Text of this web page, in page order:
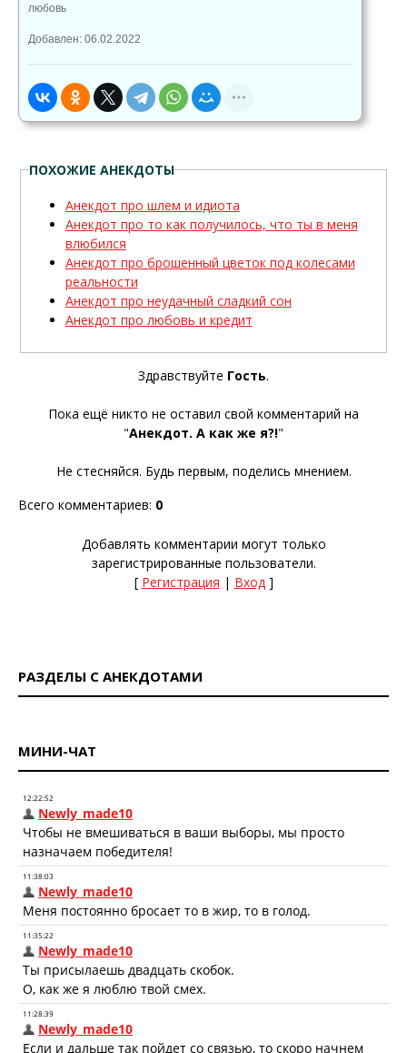
любовь
Добавлен: 06.02.2022
ПОХОЖИЕ АНЕКДОТЫ
Анекдот про шлем и идиота
Анекдот про то как получилось, что ты в меня
влюбился
Анекдот про брошенный цветок под колесами
реальности
Анекдот про неудачный сладкий сон
Анекдот про любовь и кредит
Здравствуйте Гость.
Пока ещё никто не оставил свой комментарий на
"Анекдот. А как же я?!"
Не стесняйся. Будь первым, поделись мнением.
Всего комментариев: 0
Добавлять комментарии могут только
зарегистрированные пользователи.
[ Регистрация | Вход]
РАЗДЕЛЫ С АНЕКДОТАМИ
МИНИ-ЧАТ